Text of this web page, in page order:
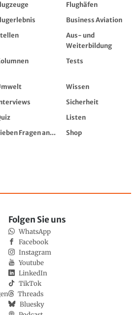
Flughäfen
Business Aviation
Aus- und
Weiterbildung
Tests
Wissen
Sicherheit
Listen
Fragen an...
Shop
Folgen Sie uns
WhatsApp
Facebook
Instagram
Youtube
LinkedIn
TikTok
Threads
Bluesky